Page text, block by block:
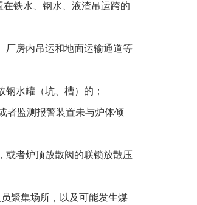
铁水、钢水、液渣吊运跨的
厂房内吊运和地面运输通道等
水罐（坑、槽）的；
者监测报警装置未与炉体倾
或者炉顶放散阀的联锁放散压
聚集场所，以及可能发生煤